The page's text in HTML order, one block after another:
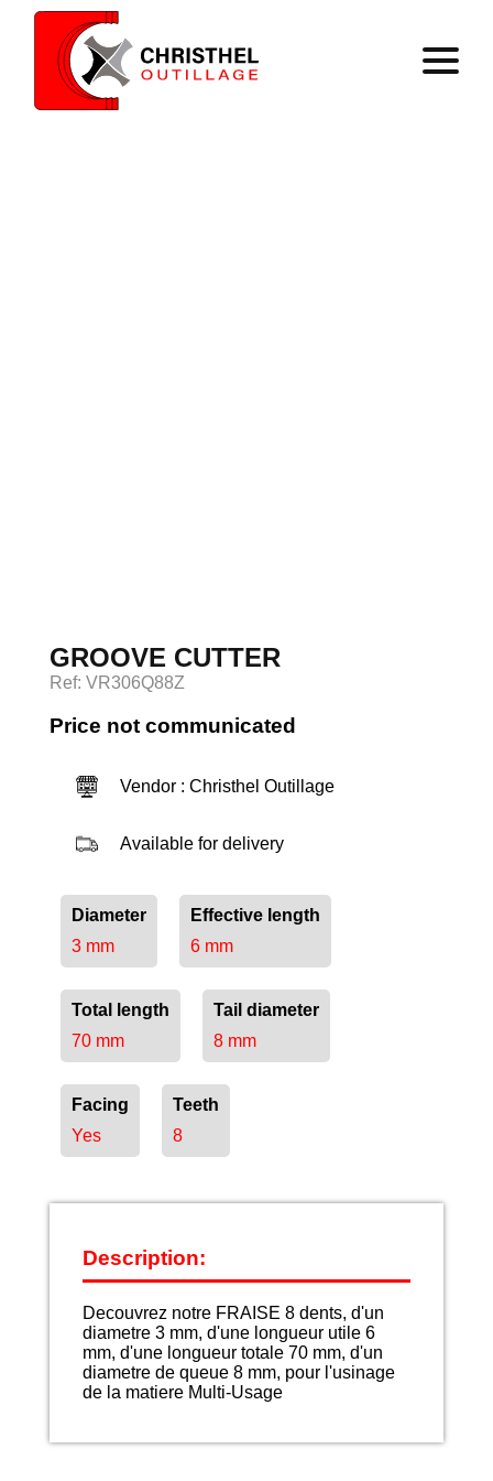
GROOVE CUTTER
Ref: VR306Q88Z
Price not communicated
Vendor : Christhel Outillage
Available for delivery
Diameter
3 mm
Effective length
6 mm
Total length
70 mm
Tail diameter
8 mm
Facing
Yes
Teeth
8
Description:
Decouvrez notre FRAISE 8 dents, d'un
diametre 3 mm, d'une longueur utile 6
mm, d'une longueur totale 70 mm, d'un
diametre de queue 8 mm, pour l'usinage
de la matiere Multi-Usage